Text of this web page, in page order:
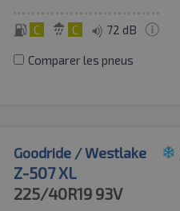
C C 72 dB
Comparer les pneus
Goodride / Westlake
Z-507 XL
225/40R19 93V